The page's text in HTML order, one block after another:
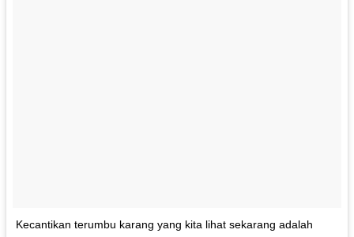
Kecantikan terumbu karang yang kita lihat sekarang adalah